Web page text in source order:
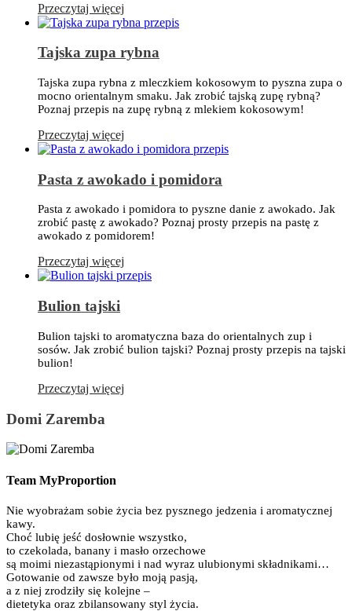
Przeczytaj więcej
Tajska zupa rybna
Tajska zupa rybna z mleczkiem kokosowym to pyszna zupa o
mocno orientalnym smaku. Jak zrobić tajską zupę rybną?
Poznaj przepis na zupę rybną z mlekiem kokosowym!
Przeczytaj więcej
Pasta z awokado i pomidora
Pasta z awokado i pomidora to pyszne danie z awokado. Jak
zrobić pastę z awokado? Poznaj prosty przepis na pastę z
awokado z pomidorem!
Przeczytaj więcej
Bulion tajski
Bulion tajski to aromatyczna baza do orientalnych zup i
sosów. Jak zrobić bulion tajski? Poznaj prosty przepis na tajski
bulion!
Przeczytaj więcej
Domi Zaremba
Team MyProportion
Nie wyobrażam sobie życia bez pysznego jedzenia i aromatycznej
kawy.
Choć lubię jeść dosłownie wszystko,
to czekolada, banany i masło orzechowe
są moimi niezastąpionymi i nad wyraz ulubionymi składnikami…
Gotowanie od zawsze było moją pasją,
a z niej zrodziły się kolejne –
dietetyka oraz zbilansowany styl życia.